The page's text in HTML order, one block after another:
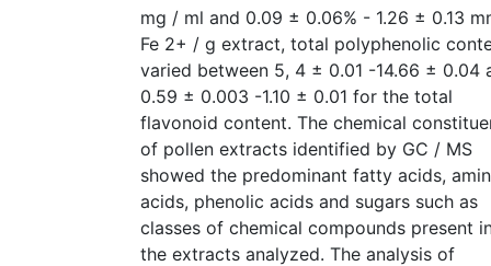
mg / ml and 0.09 ± 0.06% - 1.26 ± 0.13
Fe 2+ / g extract, total polyphenolic
varied between 5, 4 ± 0.01 -14.66 ± 0.04
0.59 ± 0.003 -1.10 ± 0.01 for the total
flavonoid content. The chemical
of pollen extracts identified by GC / MS
showed the predominant fatty acids,
acids, phenolic acids and sugars such as
classes of chemical compounds present
the extracts analyzed. The analysis of